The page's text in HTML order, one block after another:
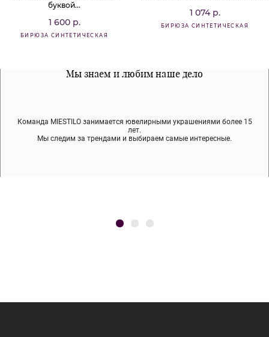
буквой...
1 600 р.
БИРЮЗА СИНТЕТИЧЕСКАЯ
1 074 р.
БИРЮЗА СИНТЕТИЧЕСКАЯ
Мы знаем и любим наше дело
Команда MIESTILO занимается ювелирными украшениями более 15
лет.
Мы следим за трендами и выбираем самые интересные.
Все наши материалы гипоалергенны
Мы используем покрытие (родий, ювелирный сплав), которое не
содержит никеля и свинца — это исключает аллергию.
Примерка перед покупкой
Во время доставки спокойно примеряйте украшения, выбирайте те,
что вам нравятся, остальные заберёт курьер.